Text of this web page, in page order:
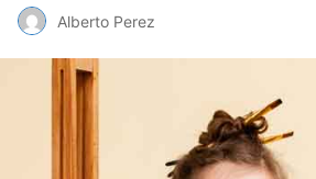
Alberto Perez